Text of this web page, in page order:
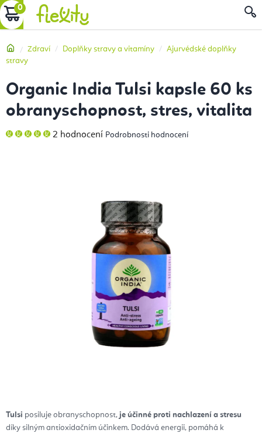
Přejít
na
NÁKUPNÍ
DomůZdraví Doplňky stravy a vitamíny
Ajurvédské doplňky
stravy
Tulsi posiluje obranyschopnost, je účinné proti nachlazení a stresu
díky silným antioxidačním účinkem. Dodává energii, pomáhá k
Organic India Tulsi kapsle 60 ks
obranyschopnost, stres, vitalita
Průměrné
hodnocení
2 hodnocení Podrobnosti hodnocení